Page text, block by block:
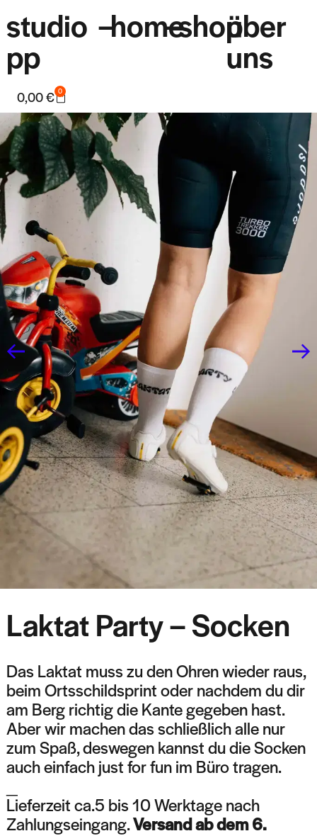
studio
pp
–home
–shopüber
uns
0,00€ 0
Laktat Party – Socken
Das Laktat muss zu den Ohren wieder raus,
beim Ortsschildsprint oder nachdem du dir
am Berg richtig die Kante gegeben hast.
Aber wir machen das schließlich alle nur
zum Spaß, deswegen kannst du die Socken
auch einfach just for fun im Büro tragen.
Lieferzeit ca.5 bis 10 Werktage nach
Zahlungseingang.Versand ab dem 6.